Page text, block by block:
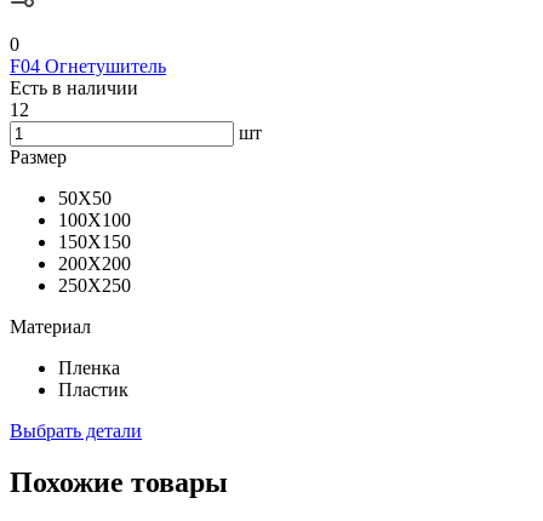
0
F04 Огнетушитель
Есть в наличии
12
шт
Размер
50X50
100X100
150X150
200X200
250X250
Материал
Пленка
Пластик
Выбрать детали
Похожие товары